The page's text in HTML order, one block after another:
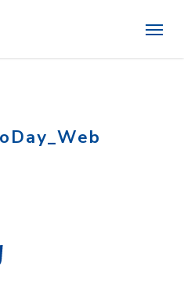
Menu